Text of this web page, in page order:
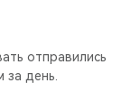
отправились
день.